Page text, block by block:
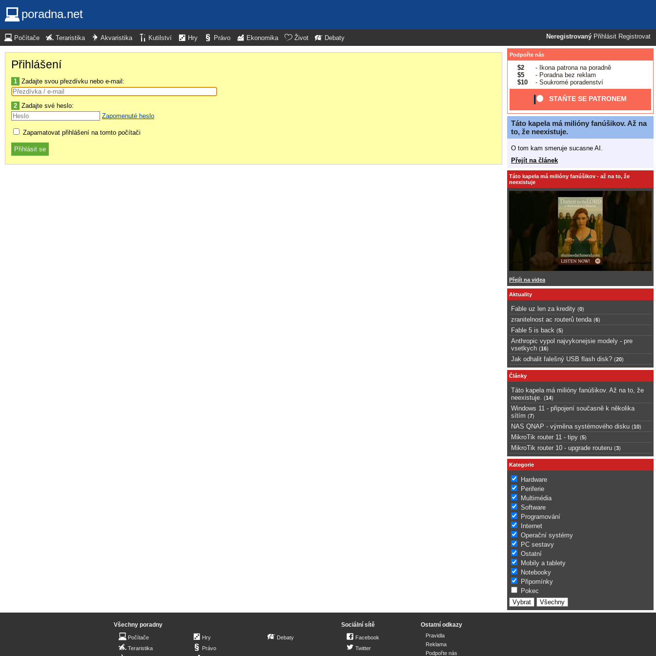
poradna.net
Neregistrovaný Přihlásit Registrovat
Počítače Teraristika Akvaristika Kutilství Hry Právo Ekonomika Život Debaty
Přihlášení
1 Zadajte svou přezdívku nebo e-mail:
2 Zadajte své heslo:
Zapomenuté heslo
Zapamatovat přihlášení na tomto počítači
Podpořte nás
$2
- Ikona patrona na poradně
$5
- Poradna bez reklam
$10
- Soukromé poradenství
STAŇTE SE PATRONEM
Táto kapela má milióny fanúšikov. Až na
to, že neexistuje.
O tom kam smeruje sucasne AI.
Přejít na článek
Táto kapela má milióny fanúšikov - až na to, že
neexistuje
Přejít na videa
Aktuality
Fable uz len za kredity (0)
zranitelnost ac routerů tenda (6)
Fable 5 is back (5)
Anthropic vypol najvykonejsie modely - pre
vsetkych (16)
Jak odhalit falešný USB flash disk? (20)
Články
Táto kapela má milióny fanúšikov. Až na to, že
neexistuje.
(14)
Windows 11 - připojení současně k několika
sítím (7)
NAS QNAP - výměna systémového disku (10)
MikroTik router 11 - tipy (5)
MikroTik router 10 - upgrade routeru (3)
Kategorie
Hardware
Periferie
Multimédia
Software
Programování
Internet
Operační systémy
PC sestavy
Ostatní
Mobily a tablety
Notebooky
Připomínky
Pokec
Všechny poradny
Počítače
Teraristika
Hry
Právo
Debaty
Sociální sítě
Facebook
Twitter
Ostatní odkazy
Pravidla
Reklama
Podpořte nás